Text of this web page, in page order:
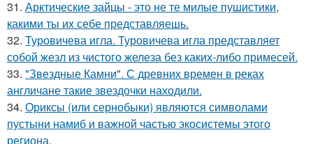
31. Арктические зайцы - это не те милые пушистики,
какими ты их себе представляешь.
32. Туровичева игла. Туровичева игла представляет
собой жезл из чистого железа без каких-либо примесей.
33. "Звездные Камни". С древних времен в реках
англичане такие звездочки находили.
34. Ориксы (или сернобыки) являются символами
пустыни намиб и важной частью экосистемы этого
региона.